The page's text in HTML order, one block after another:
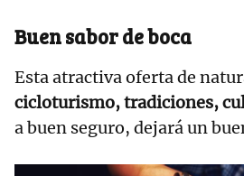
Buen sabor de boca
Esta atractiva oferta de
cicloturismo, tradiciones,
a buen seguro, dejará un